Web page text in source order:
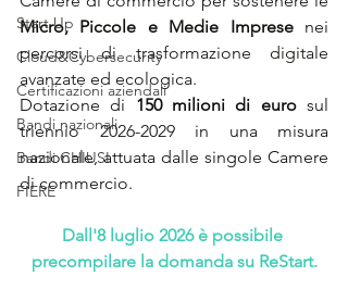
Start Up
Cloud&Cybersecurity
Certificazioni aziendali
Bandi nazionali
Bandi CHIUSI
FIERE
Micro, Piccole e Medie Imprese nei
percorsi di trasformazione digitale
avanzate ed ecologica.
Dotazione di 150 milioni di euro sul
triennio 2026-2029 in
una misura
nazionale, attuata dalle singole Camere
di commercio.
Dall'8 luglio 2026 è possibile
precompilare la domanda su ReStart.